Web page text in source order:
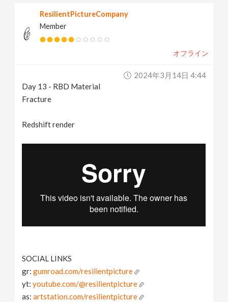
ResilientPictureCompany
Member
オフライン
2024年3月14日 4:44
Day 13 - RBD Material
Fracture
Redshift render
SOCIAL LINKS
gr:gumroad.com/resilientpicture
yt:youtube.com/@resilientpicture
as:artstation.com/resilientpicture